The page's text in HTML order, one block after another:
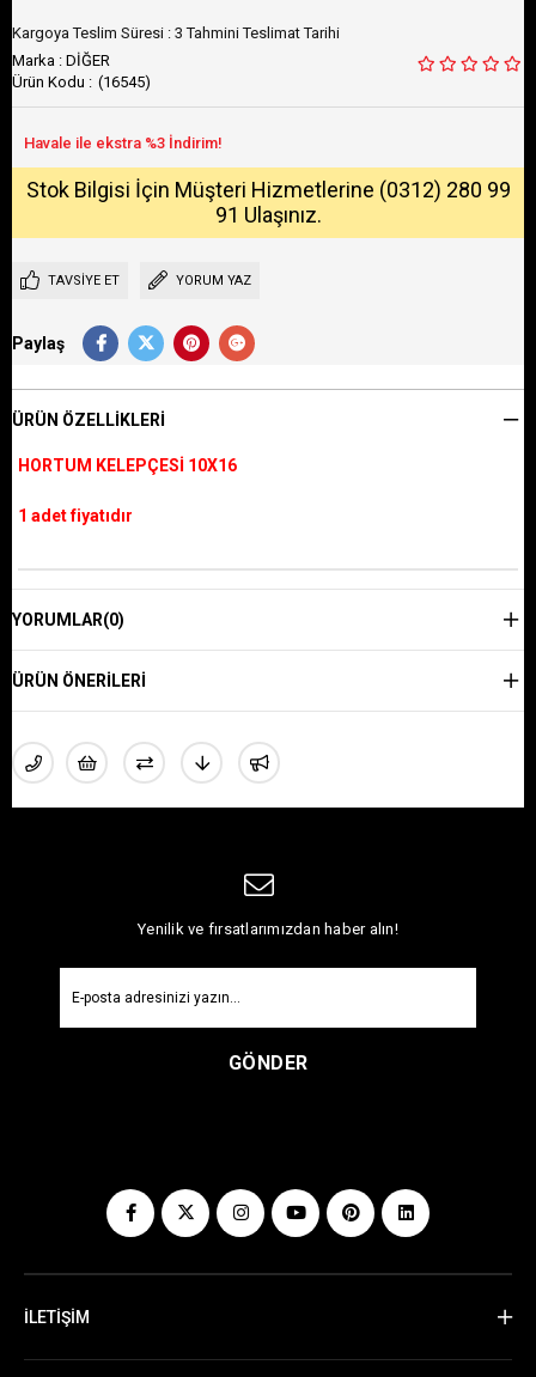
Kargoya Teslim Süresi : 3 Tahmini Teslimat Tarihi
Marka : DİĞER
(16545)
Stok Bilgisi İçin Müşteri Hizmetlerine (0312) 280 99
91 Ulaşınız.
TAVSIYE ET YORUM YAZ
Paylaş
ÜRÜN ÖZELLIKLERI
HORTUM KELEPÇESİ 10X16
1 adet fiyatıdır
YORUMLAR(0)
ÜRÜN ÖNERILERI
Yenilik ve fırsatlarımızdan haber alın!
GÖNDER
İLETİŞİM